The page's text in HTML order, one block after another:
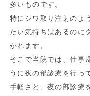
多いものです。
特にシワ取り注射のよ
たい気持ちはあるのに
かれます。
そこで当院では、仕事
うに夜の部診療を行っ
手軽さと、夜の部診療